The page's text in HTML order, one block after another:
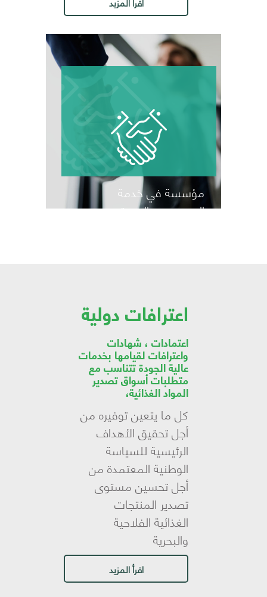
مؤسسة في خدمة
المصدرين والمستوردين
اعترافات دولية
اعتمادات ، شهادات
واعترافات لقيامها بخدمات
عالية الجودة تتناسب مع
متطلبات أسواق تصدير
المواد الغذائية،
كل ما يتعين توفيره من
أجل تحقيق الأهداف
الرئيسية للسياسة
الوطنية المعتمدة من
أجل تحسين مستوى
تصدير المنتجات
الغذائية الفلاحية
والبحرية
اقرأ المزيد